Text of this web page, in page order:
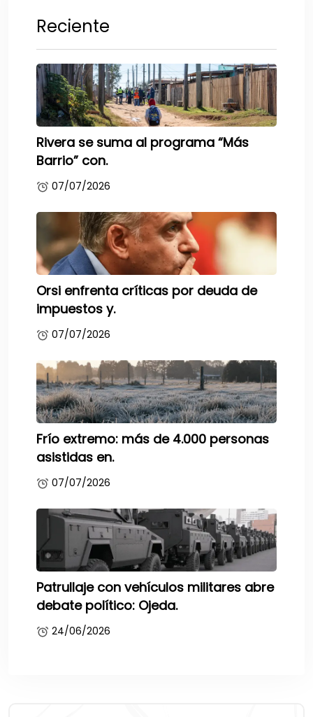
Reciente
Rivera se suma al programa “Más
Barrio” con.
07/07/2026
Orsi enfrenta críticas por deuda de
impuestos y.
07/07/2026
Frío extremo: más de 4.000 personas
asistidas en.
07/07/2026
Patrullaje con vehículos militares abre
debate político: Ojeda.
24/06/2026